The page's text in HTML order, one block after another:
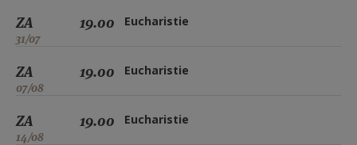
ZA
31/07
19.00 Eucharistie
ZA
07/08
19.00 Eucharistie
ZA
14/08
19.00 Eucharistie